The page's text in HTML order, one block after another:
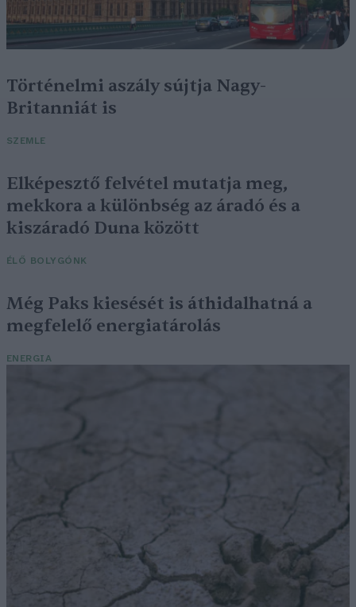
Történelmi aszály sújtja Nagy-
Britanniát is
SZEMLE
Elképesztő felvétel mutatja meg,
mekkora a különbség az áradó és a
kiszáradó Duna között
ÉLŐ BOLYGÓNK
Még Paks kiesését is áthidalhatná a
megfelelő energiatárolás
ENERGIA